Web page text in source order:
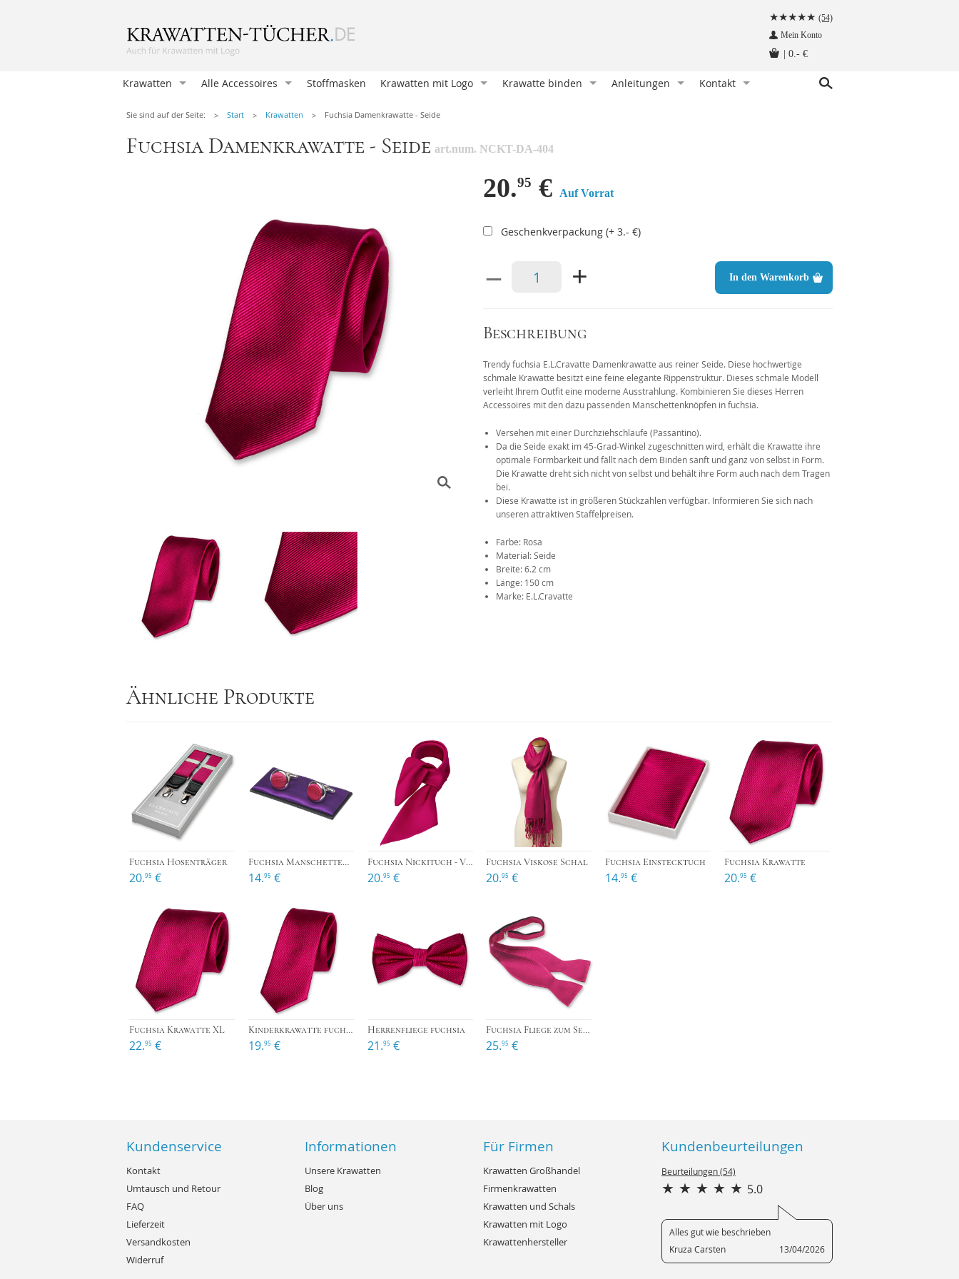
(54)
Mein Konto
0.- €
Krawatten
Alle Accessoires
Herrenfliegen
Manschettenknöpfen
Hosenträger
Krawattennadeln
Herren-Taschentücher
Socken
Stoffmasken
Gesichtsmasken Zubehör
Stoffmasken
Krawatten mit Logo
Krawatten und Schals
Geschenkverpackungen
Krawatte binden
Pratt Knoten
Doppelter Windsor
Nicky Knoten
Einfacher Windsor
Sankt Andreas
Das 1x1 der Krawattenknoten
Anleitungen
Krawatte aufbewahren - so geht‘s richtig
Manschettenknöpfe - wie werden sie getragen
Hosenträger - wie werden sie getragen
Kontakt
Sie sind auf der Seite: Start Krawatten Fuchsia Damenkrawatte - Seide
Fuchsia Damenkrawatte - Seide art.num. NCKT-DA-404
20.95 € Auf Vorrat
Geschenkverpackung (+ 3.- €)
– + In den Warenkorb
Beschreibung
Trendy fuchsia E.L.Cravatte Damenkrawatte aus reiner Seide. Diese hochwertige
schmale Krawatte besitzt eine feine elegante Rippenstruktur. Dieses schmale Modell
verleiht Ihrem Outfit eine moderne Ausstrahlung. Kombinieren Sie dieses Herren
Accessoires mit den dazu passenden Manschettenknöpfen in fuchsia.
Versehen mit einer Durchziehschlaufe (Passantino).
Da die Seide exakt im 45-Grad-Winkel zugeschnitten wird, erhält die Krawatte ihre
optimale Formbarkeit und fällt nach dem Binden sanft und ganz von selbst in Form.
Die Krawatte dreht sich nicht von selbst und behält ihre Form auch nach dem Tragen
bei.
Diese Krawatte ist in größeren Stückzahlen verfügbar. Informieren Sie sich nach
unseren attraktiven Staffelpreisen.
Farbe: Rosa
Material: Seide
Breite: 6.2 cm
Länge: 150 cm
Marke: E.L.Cravatte
Ähnliche Produkte
Fuchsia Hosenträger
20.95 €
Fuchsia Manschettenknöpfe
14.95 €
›
Fuchsia Nickituch - Viereckig
20.95 €
›
Fuchsia Viskose Schal
20.95 €
›
Fuchsia Einstecktuch
14.95 €
Fuchsia Krawatte
20.95 €
›
Fuchsia Krawatte XL
22.95 €
Kinderkrawatte fuchsia
19.95 €
›
Herrenfliege fuchsia
21.95 €
Fuchsia Fliege zum Selberbinden
25.95 €
Kundenservice
Kontakt
Umtausch und Retour
FAQ
Lieferzeit
Versandkosten
Widerruf
Informationen
Unsere Krawatten
Blog
Über uns
Für Firmen
Krawatten Großhandel
Firmenkrawatten
Krawatten und Schals
Krawatten mit Logo
Krawattenhersteller
Kundenbeurteilungen
Beurteilungen (54)
5.0
Alles gut wie beschrieben
Kruza Carsten
13/04/2026